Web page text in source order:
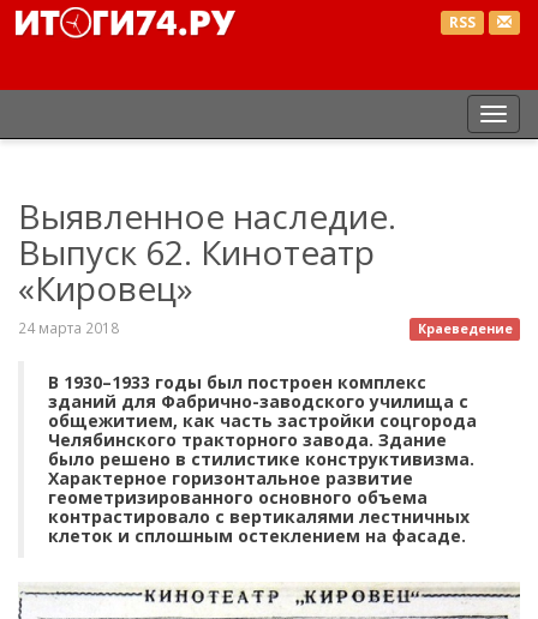
RSS
Выявленное наследие.
Выпуск 62. Кинотеатр
«Кировец»
Краеведение
24 марта 2018
В 1930–1933 годы был построен комплекс
зданий для Фабрично-заводского училища с
общежитием, как часть застройки соцгорода
Челябинского тракторного завода. Здание
было решено в стилистике конструктивизма.
Характерное горизонтальное развитие
геометризированного основного объема
контрастировало с вертикалями лестничных
клеток и сплошным остеклением на фасаде.